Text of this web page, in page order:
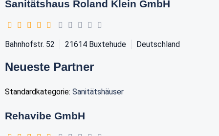
Sanitätshaus Roland Klein GmbH
Bahnhofstr. 52 21614 Buxtehude Deutschland
Neueste Partner
Standardkategorie: Sanitätshäuser
Rehavibe GmbH